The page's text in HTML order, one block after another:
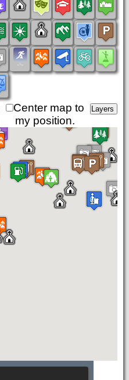
Center map to
my position.